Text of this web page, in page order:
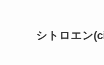
シトロエン